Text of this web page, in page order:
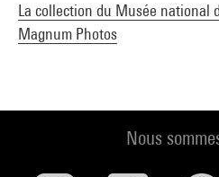
La collection du Musée national
Magnum Photos
Nous